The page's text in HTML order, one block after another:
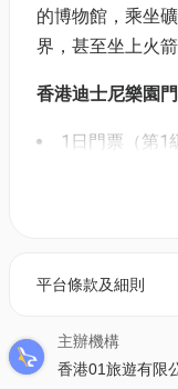
的博物館，乘坐
界，甚至坐上火
香港迪士尼樂園
1日門票（第1
兒童（3 - 11 歲
1日門票（第2
兒童（3 - 11 歲）
$543（原價：
平台條款及細則
主辦機構
香港01旅遊有限